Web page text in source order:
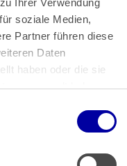
soziale Medien,
Partner führen diese
Daten
haben oder die sie
gesammelt haben.